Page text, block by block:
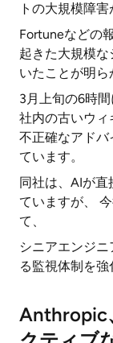
トの大規模障害
Fortuneなどの
起きた大規模
いたことが明ら
3月上旬の6時
社内の古いウィ
不正確なアド
ています。
同社は、AIが直
ていますが、
て、
シニアエンジ
る監視体制を強
Anthropic